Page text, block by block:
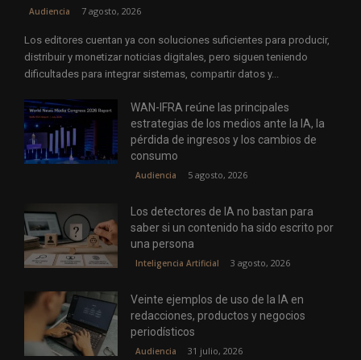
Audiencia 7 agosto, 2026
Los editores cuentan ya con soluciones suficientes para producir,
distribuir y monetizar noticias digitales, pero siguen teniendo
dificultades para integrar sistemas, compartir datos y...
WAN-IFRA reúne las principales
estrategias de los medios ante la IA, la
pérdida de ingresos y los cambios de
consumo
Audiencia 5 agosto, 2026
Los detectores de IA no bastan para
saber si un contenido ha sido escrito por
una persona
Inteligencia Artificial 3 agosto, 2026
Veinte ejemplos de uso de la IA en
redacciones, productos y negocios
periodísticos
Audiencia 31 julio, 2026